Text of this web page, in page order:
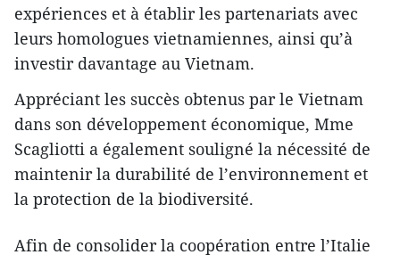
expériences et à établir les partenariats avec
leurs homologues vietnamiennes, ainsi qu’à
investir davantage au Vietnam.
Appréciant les succès obtenus par le Vietnam
dans son développement économique, Mme
Scagliotti a également souligné la nécessité de
maintenir la durabilité de l’environnement et
la protection de la biodiversité.
Afin de consolider la coopération entre l’Italie